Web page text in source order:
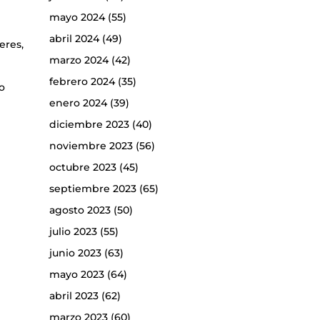
mayo 2024(55)
abril 2024(49)
marzo 2024(42)
febrero 2024(35)
enero 2024(39)
diciembre 2023(40)
noviembre 2023(56)
octubre 2023(45)
septiembre 2023(65)
agosto 2023(50)
julio 2023(55)
junio 2023(63)
mayo 2023(64)
abril 2023(62)
marzo 2023(60)